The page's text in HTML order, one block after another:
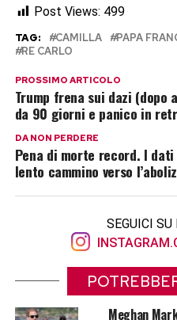
Post Views: 499
TAG: CAMILLA PAPA
RE CARLO
PROSSIMO ARTICOLO
Trump frena sui dazi
da 90 giorni e panico in
DA NON PERDERE
Pena di morte record. I
lento cammino verso
SEGUICI
Meghan